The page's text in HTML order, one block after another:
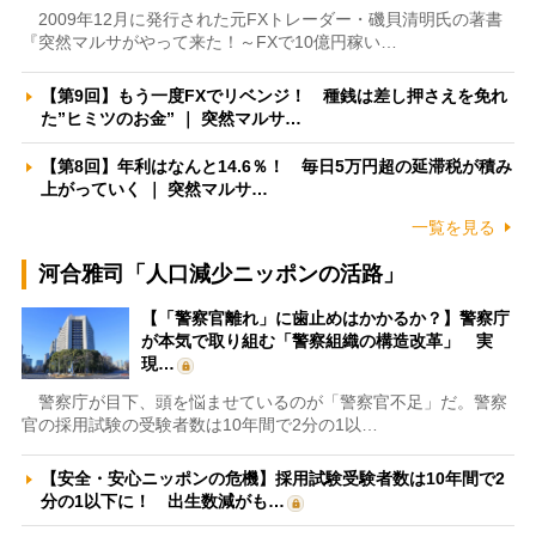
2009年12月に発行された元FXトレーダー・磯貝清明氏の著書
『突然マルサがやって来た！～FXで10億円稼い…
【第9回】もう一度FXでリベンジ！ 種銭は差し押さえを免れ
た”ヒミツのお金” ｜ 突然マルサ…
【第8回】年利はなんと14.6％！ 毎日5万円超の延滞税が積み
上がっていく ｜ 突然マルサ…
一覧を見る
河合雅司「人口減少ニッポンの活路」
【「警察官離れ」に歯止めはかかるか？】警察庁
が本気で取り組む「警察組織の構造改革」 実
現…
警察庁が目下、頭を悩ませているのが「警察官不足」だ。警察
官の採用試験の受験者数は10年間で2分の1以…
【安全・安心ニッポンの危機】採用試験受験者数は10年間で2
分の1以下に！ 出生数減がも…